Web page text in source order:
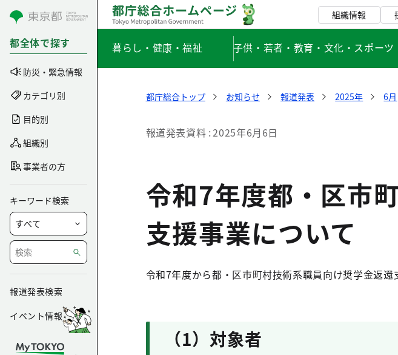
コンテンツにスキップ
都全体で探す
防災・緊急情報
カテゴリ別
目的別
組織別
事業者の方
キーワード検索
報道発表検索
イベント情報
組織情報
暮らし・健康・福祉 子供・若者・教育・文化・スポーツ
都庁総合トップ お知らせ 報道発表 2025年 6月
報道発表資料 2025年6月6日
令和7年度都・区市
支援事業について
令和7年度から都・区市町村技術系職員向け奨学金返還
（1）対象者